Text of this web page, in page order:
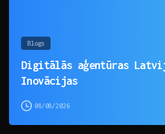
Blogs
Digitālās aģentūras
Inovācijas
08/08/2026